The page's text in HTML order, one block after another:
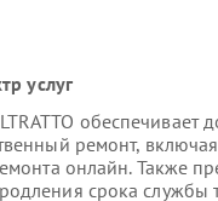
услуг
обеспечивает
ремонт,
онлайн. Также
срока службы